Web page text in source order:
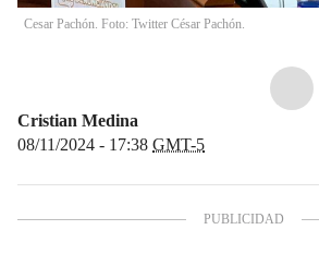
Cesar Pachón. Foto: Twitter César Pachón.
Cristian Medina
08/11/2024 - 17:38 GMT-5